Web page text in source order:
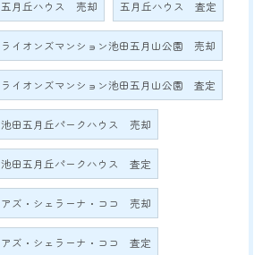
五月丘ハウス 売却 五月丘ハウス 査定
ライオンズマンション池田五月山公園 売却
ライオンズマンション池田五月山公園 査定
池田五月丘パークハウス 売却
池田五月丘パークハウス 査定
アズ・シェラーナ・ココ 売却
アズ・シェラーナ・ココ 査定